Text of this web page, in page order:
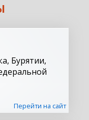
Бурятии,
Перейти на сайт